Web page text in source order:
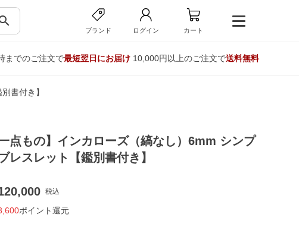
ブランド ログイン カート
までのご注文で最短翌日にお届け10,000円以上のご注文で送料無料
書付き】
一点もの】インカローズ（縞なし）6mm シンプ
レスレット【鑑別書付き】
税込
ポイント還元